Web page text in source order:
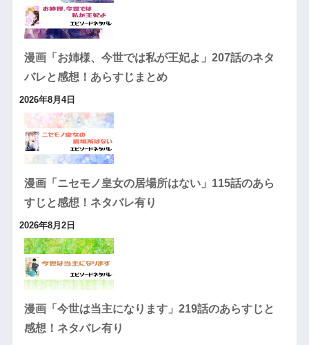
漫画「お姉様、今世では私が王妃よ」207話のネタ
バレと感想！あらすじまとめ
2026年8月4日
漫画「ニセモノ皇女の居場所はない」115話のあら
すじと感想！ネタバレ有り
2026年8月2日
漫画「今世は当主になります」219話のあらすじと
感想！ネタバレ有り